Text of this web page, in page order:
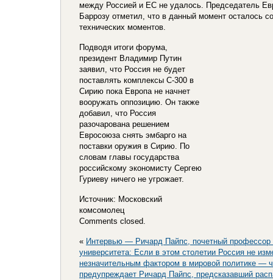
между Россией и ЕС не удалось. Председатель
Баррозу отметил, что в данный момент осталось
технических моментов.
Подводя итоги форума,
президент Владимир Путин
заявил, что Россия не будет
поставлять комплексы С-300 в
Сирию пока Европа не начнет
вооружать оппозицию. Он также
добавил, что Россия
разочарована решением
Евросоюза снять эмбарго на
поставки оружия в Сирию. По
словам главы государства
российскому экономисту Сергею
Гуриеву ничего не угрожает.
Источник: Московский
комсомолец
Comments closed.
« Интервью — Ричард Пайпс, почетный профессор
университета: Если в этом столетии Россия не
незначительным фактором в мировой политике —
предупреждает Ричард Пайпс, предсказавший